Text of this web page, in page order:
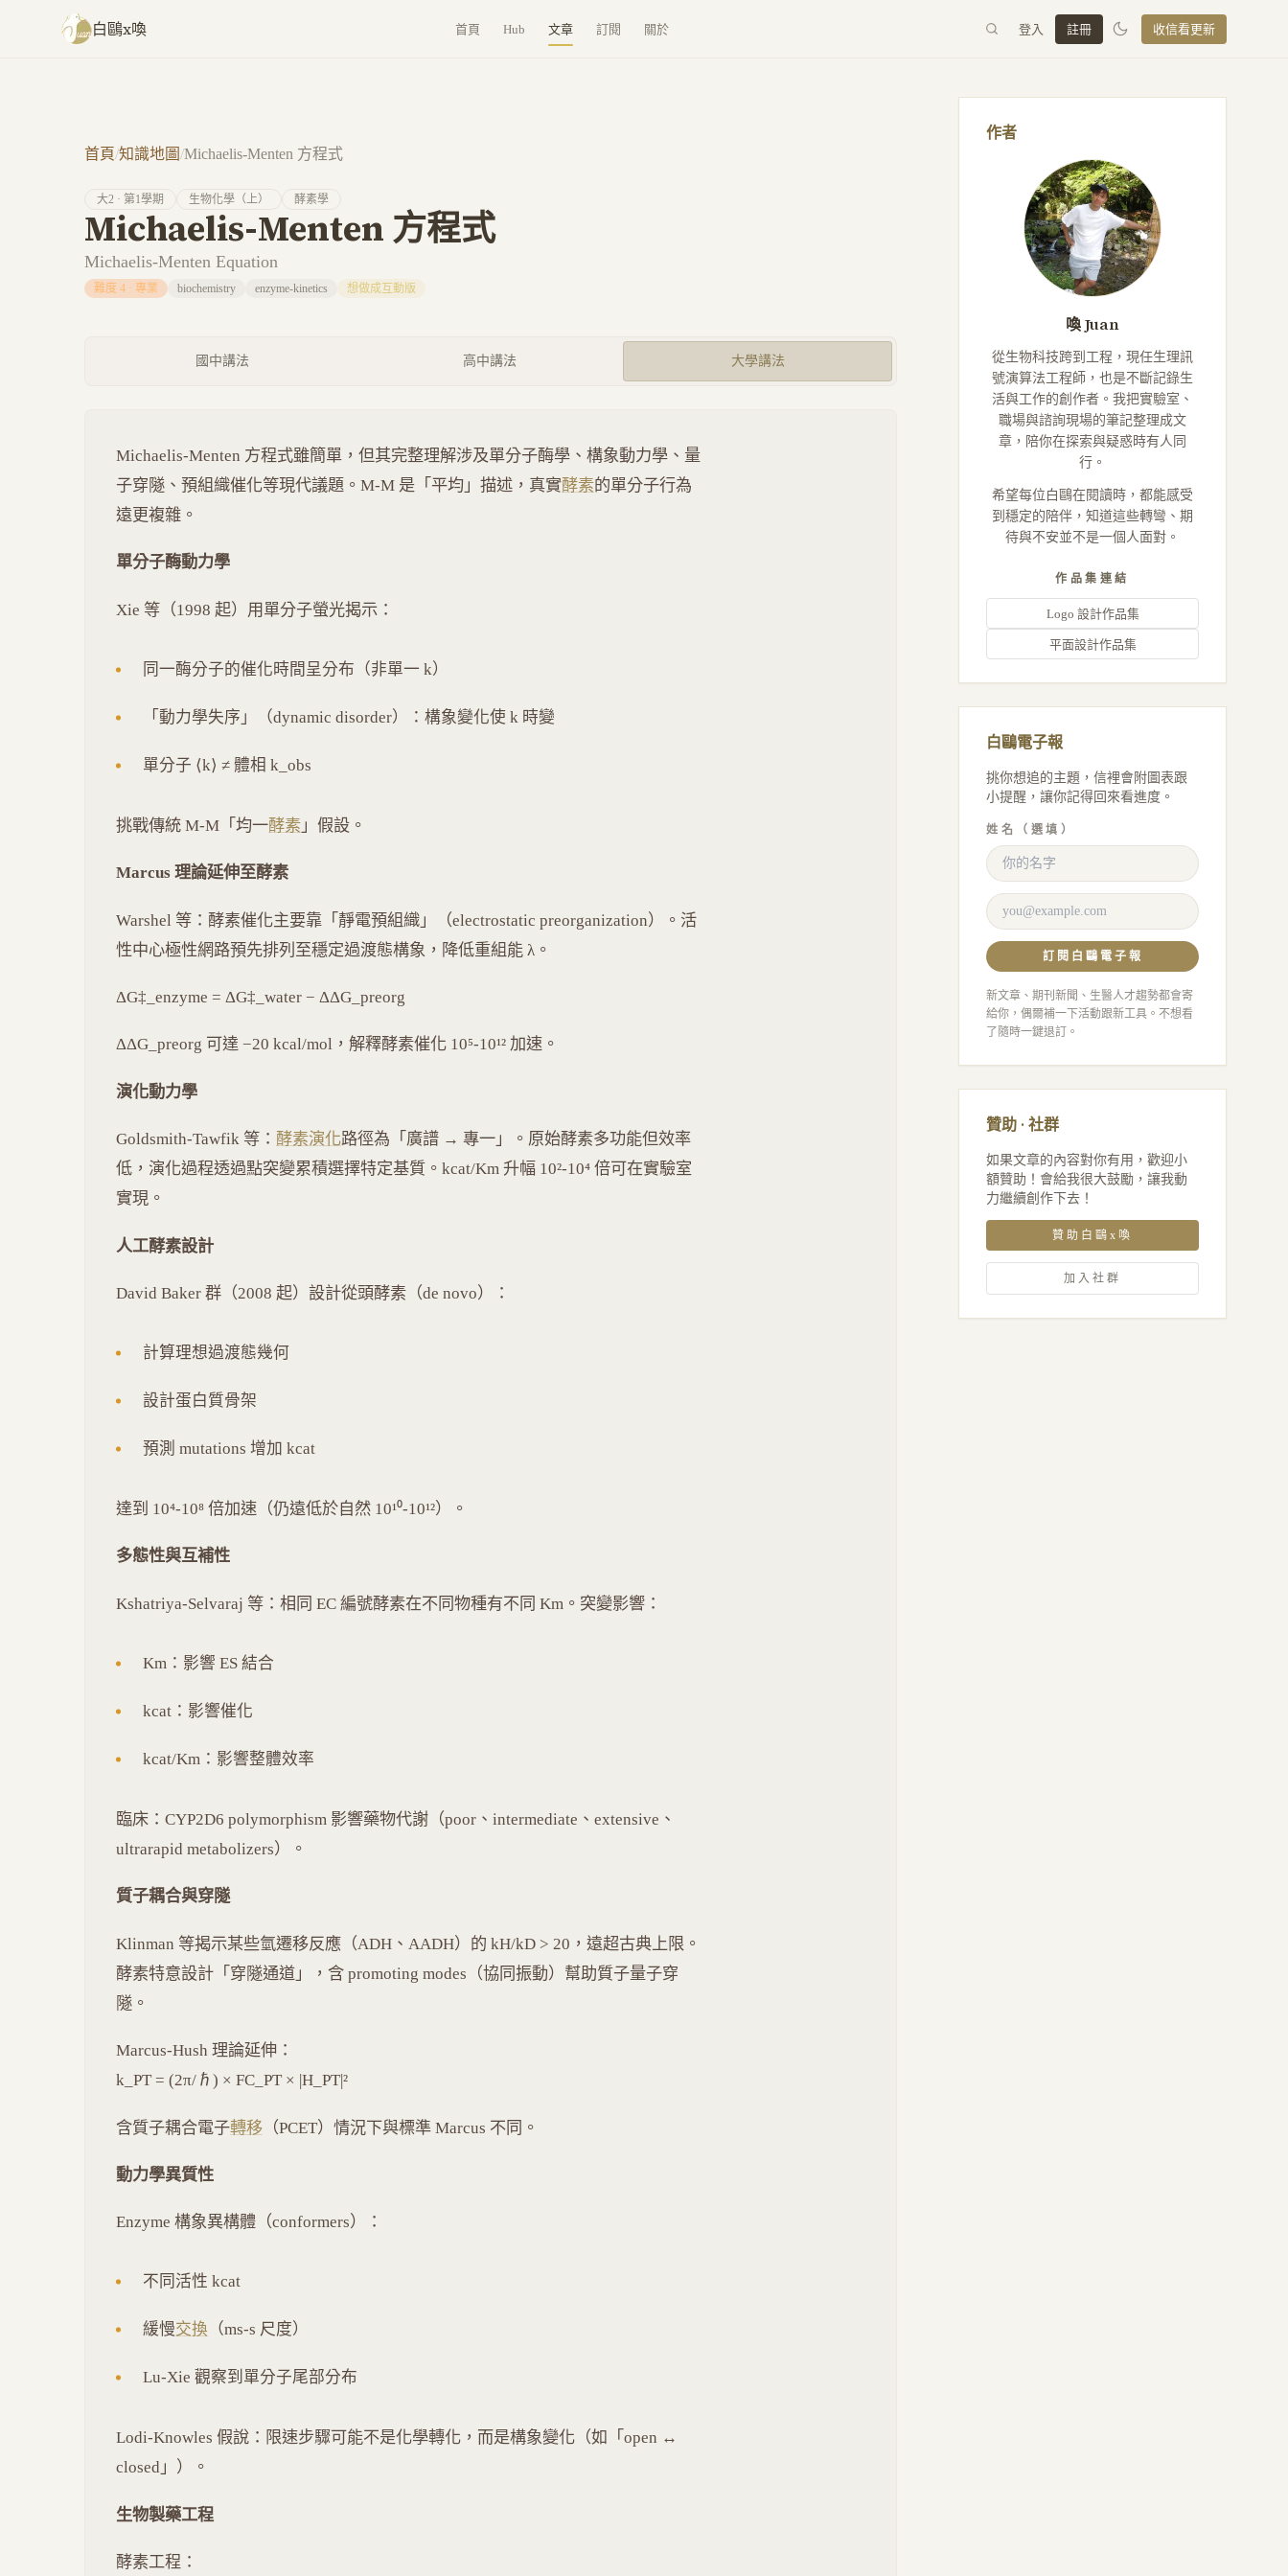
跳至主要內容
白鷗x喚 首頁 Hub 文章 訂閱 關於 登入 註冊 收信看更新
首頁/知識地圖/Michaelis-Menten 方程式
大2 · 第1學期 生物化學（上） 酵素學
Michaelis-Menten 方程式
Michaelis-Menten Equation
難度 4 · 專業 biochemistry enzyme-kinetics 想做成互動版
國中講法 高中講法 大學講法
Michaelis-Menten 方程式雖簡單，但其完整理解涉及單分子酶學、構象動力學、量
子穿隧、預組織催化等現代議題。M-M 是「平均」描述，真實酵素的單分子行為
遠更複雜。
單分子酶動力學
Xie 等（1998 起）用單分子螢光揭示：
同一酶分子的催化時間呈分布（非單一 k）
「動力學失序」（dynamic disorder）：構象變化使 k 時變
單分子 ⟨k⟩ ≠ 體相 k_obs
挑戰傳統 M-M「均一酵素 」假設。
Marcus 理論延伸至酵素
Warshel 等：酵素催化主要靠「靜電預組織」（electrostatic preorganization）。活
性中心極性網路預先排列至穩定過渡態構象，降低重組能 λ。
ΔG‡_enzyme = ΔG‡_water − ΔΔG_preorg
ΔΔG_preorg 可達 −20 kcal/mol，解釋酵素催化 10⁵-10¹² 加速。
演化動力學
Goldsmith-Tawfik 等： 酵素演化路徑為「廣譜 → 專一」。原始酵素多功能但效率
低，演化過程透過點突變累積選擇特定基質。kcat/Km 升幅 10²-10⁴ 倍可在實驗室
實現。
人工酵素設計
David Baker 群（2008 起）設計從頭酵素（de novo）：
計算理想過渡態幾何
設計蛋白質骨架
預測 mutations 增加 kcat
達到 10⁴-10⁸ 倍加速（仍遠低於自然 10¹⁰-10¹²）。
多態性與互補性
Kshatriya-Selvaraj 等：相同 EC 編號酵素在不同物種有不同 Km。突變影響：
Km：影響 ES 結合
kcat：影響催化
kcat/Km：影響整體效率
臨床：CYP2D6 polymorphism 影響藥物代謝（poor、intermediate、extensive、
ultrarapid metabolizers）。
質子耦合與穿隧
Klinman 等揭示某些氫遷移反應（ADH、AADH）的 kH/kD > 20，遠超古典上限。
酵素特意設計「穿隧通道」，含 promoting modes（協同振動）幫助質子量子穿
隧。
Marcus-Hush 理論延伸：
k_PT = (2π/ℏ) × FC_PT × |H_PT|²
含質子耦合電子轉移 （PCET）情況下與標準 Marcus 不同。
動力學異質性
Enzyme 構象異構體（conformers）：
不同活性 kcat
緩慢交換 （ms-s 尺度）
Lu-Xie 觀察到單分子尾部分布
Lodi-Knowles 假說：限速步驟可能不是化學轉化，而是構象變化（如「open ↔
closed」）。
生物製藥工程
酵素工程：
作者
喚 Juan
從生物科技跨到工程，現任生理訊
號演算法工程師，也是不斷記錄生
活與工作的創作者。我把實驗室、
職場與諮詢現場的筆記整理成文
章，陪你在探索與疑惑時有人同
行。
希望每位白鷗在閱讀時，都能感受
到穩定的陪伴，知道這些轉彎、期
待與不安並不是一個人面對。
作品集連結
Logo 設計作品集
平面設計作品集
白鷗電子報
挑你想追的主題，信裡會附圖表跟
小提醒，讓你記得回來看進度。
姓名（選填）
訂閱白鷗電子報
新文章、期刊新聞、生醫人才趨勢都會寄
給你，偶爾補一下活動跟新工具。不想看
了隨時一鍵退訂。
贊助 · 社群
如果文章的內容對你有用，歡迎小
額贊助！會給我很大鼓勵，讓我動
力繼續創作下去！
贊助白鷗x喚
加入社群